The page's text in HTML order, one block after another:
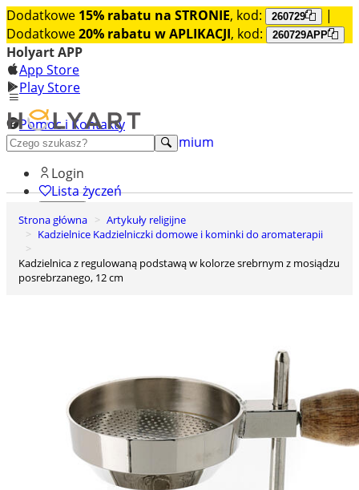
Dodatkowe 15% rabatu na STRONIE, kod: 260729
|
Dodatkowe20% rabatu w APLIKACJI, kod: 260729APP
Holyart APP
App Store
Play Store
Pomoc i Kontakty
+48 222 922 860
Odkryj premium
Login
Lista życzeń
0
Koszyk
Strona główna
Artykuły religijne
Kadzielnice Kadzielniczki domowe i kominki do aromaterapii
Kadzielnica z regulowaną podstawą w kolorze srebrnym z mosiądzu
posrebrzanego, 12 cm